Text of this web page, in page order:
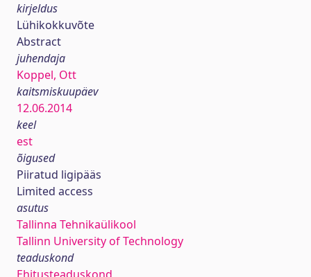
kirjeldus
Lühikokkuvõte
Abstract
juhendaja
Koppel, Ott
kaitsmiskuupäev
12.06.2014
keel
est
õigused
Piiratud ligipääs
Limited access
asutus
Tallinna Tehnikaülikool
Tallinn University of Technology
teaduskond